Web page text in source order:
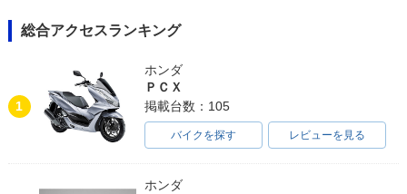
総合アクセスランキング
1
ホンダ
ＰＣＸ
掲載台数：105
バイクを探す レビューを見る
ホンダ